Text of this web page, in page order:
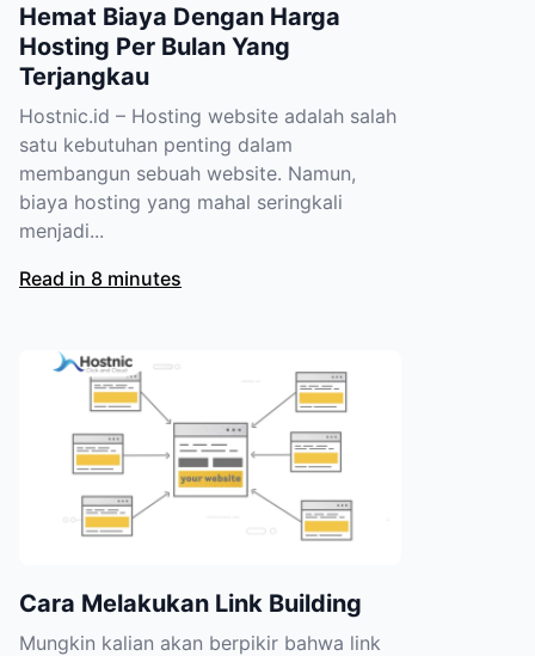
Hemat Biaya Dengan Harga
Hosting Per Bulan Yang
Terjangkau
Hostnic.id – Hosting website adalah salah
satu kebutuhan penting dalam
membangun sebuah website. Namun,
biaya hosting yang mahal seringkali
menjadi...
Read in 8 minutes
Cara Melakukan Link Building
Mungkin kalian akan berpikir bahwa link